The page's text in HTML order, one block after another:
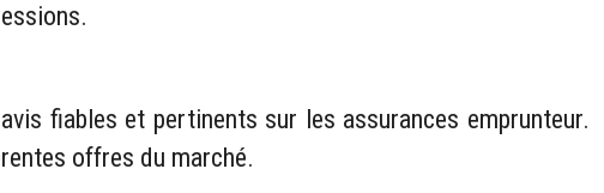
fiables et pertinents sur les assurances emprunteur.
offres du marché.